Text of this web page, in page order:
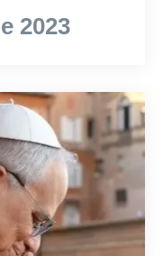
2023